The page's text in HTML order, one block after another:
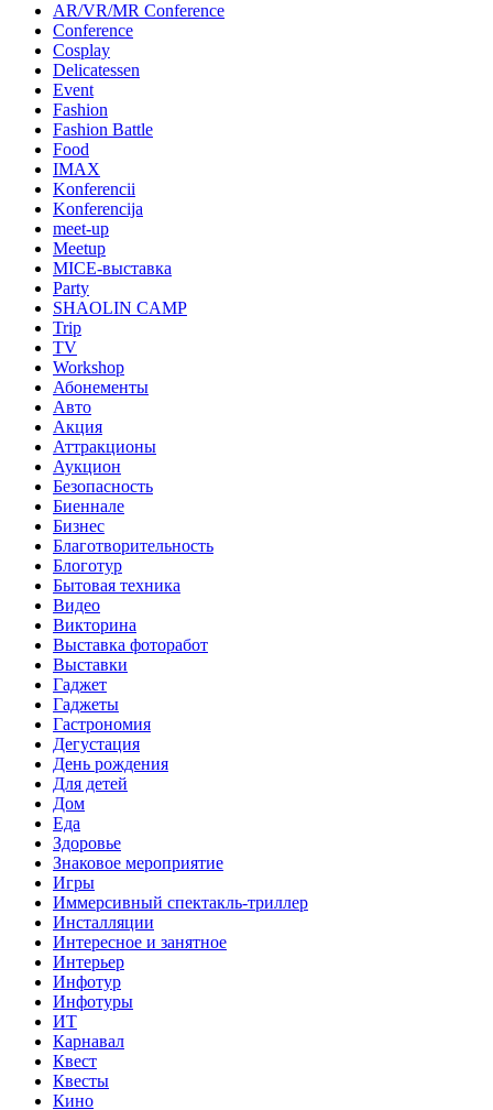
AR/VR/MR Conference
Conference
Cosplay
Delicatessen
Event
Fashion
Fashion Battle
Food
IMAX
Konferencii
Konferencija
meet-up
Meetup
MICE-выставка
Party
SHAOLIN CAMP
Trip
TV
Workshop
Абонементы
Авто
Акция
Аттракционы
Аукцион
Безопасность
Биеннале
Бизнес
Благотворительность
Блоготур
Бытовая техника
Видео
Викторина
Выставка фоторабот
Выставки
Гаджет
Гаджеты
Гастрономия
Дегустация
День рождения
Для детей
Дом
Еда
Здоровье
Знаковое мероприятие
Игры
Иммерсивный спектакль-триллер
Инсталляции
Интересное и занятное
Интерьер
Инфотур
Инфотуры
ИТ
Карнавал
Квест
Квесты
Кино